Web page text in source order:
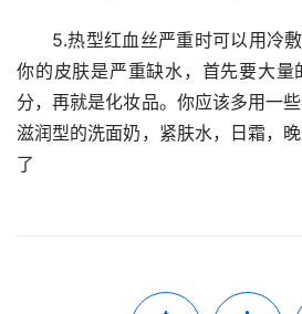
5.热型红血丝严重时可以用冷
你的皮肤是严重缺水，首先要大量
分，再就是化妆品。你应该多用一
滋润型的洗面奶，紧肤水，日霜，
了